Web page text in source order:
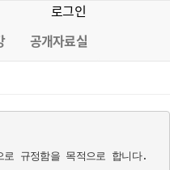
로그인
공개자료실
규정함을 목적으로 합니다.